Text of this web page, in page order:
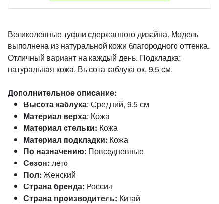
Великолепные туфли сдержанного дизайна. Модель
выполнена из натуральной кожи благородного оттенка.
Отличный вариант на каждый день. Подкладка:
натуральная кожа. Высота каблука ок. 9,5 см.
Дополнительное описание:
Высота каблука: Средний, 9.5 см
Материал верха: Кожа
Материал стельки: Кожа
Материал подкладки: Кожа
По назначению: Повседневные
Сезон: лето
Пол: Женский
Страна бренда: Россия
Страна производитель: Китай